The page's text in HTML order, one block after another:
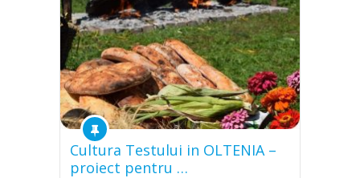
Cultura Testului in OLTENIA –
proiect pentru …